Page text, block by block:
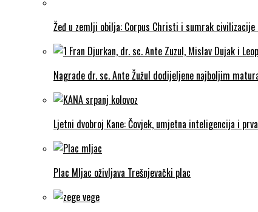
Žeđ u zemlji obilja: Corpus Christi i sumrak
Nagrade dr. sc. Ante Žužul dodijeljene najboljim
Ljetni dvobroj Kane: Čovjek, umjetna inteligencija i
Plac Mljac oživljava Trešnjevački plac